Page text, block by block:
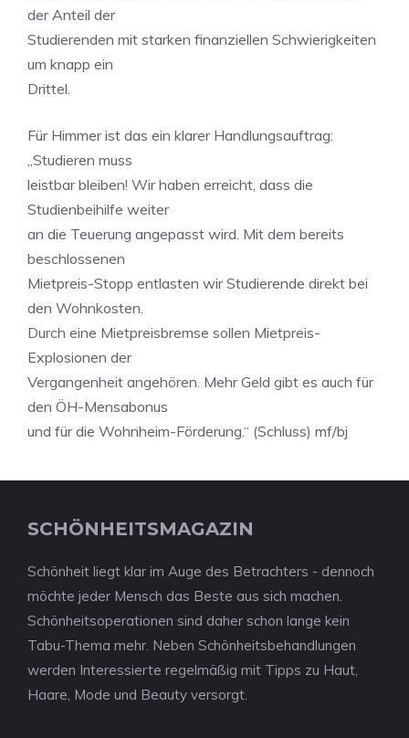
der Anteil der
Studierenden mit starken finanziellen Schwierigkeiten
um knapp ein
Drittel.
Für Himmer ist das ein klarer Handlungsauftrag:
„Studieren muss
leistbar bleiben! Wir haben erreicht, dass die
Studienbeihilfe weiter
an die Teuerung angepasst wird. Mit dem bereits
beschlossenen
Mietpreis-Stopp entlasten wir Studierende direkt bei
den Wohnkosten.
Durch eine Mietpreisbremse sollen Mietpreis-
Explosionen der
Vergangenheit angehören. Mehr Geld gibt es auch für
den ÖH-Mensabonus
und für die Wohnheim-Förderung.“ (Schluss) mf/bj
SCHÖNHEITSMAGAZIN
Schönheit liegt klar im Auge des Betrachters - dennoch
möchte jeder Mensch das Beste aus sich machen.
Schönheitsoperationen sind daher schon lange kein
Tabu-Thema mehr. Neben Schönheitsbehandlungen
werden Interessierte regelmäßig mit Tipps zu Haut,
Haare, Mode und Beauty versorgt.